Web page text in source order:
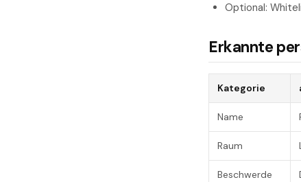
Optional:
Erkannte
Kategorie
Name
Raum
Beschwerde